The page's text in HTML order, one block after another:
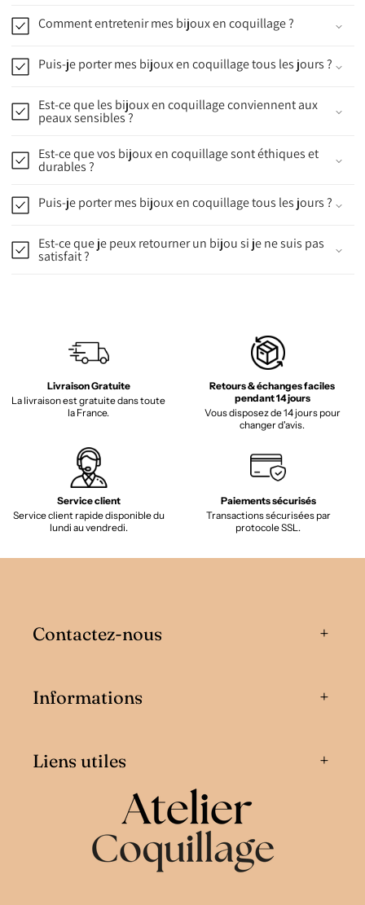
Comment entretenir mes bijoux en coquillage ?
Puis-je porter mes bijoux en coquillage tous les jours ?
Est-ce que les bijoux en coquillage conviennent aux
peaux sensibles ?
Est-ce que vos bijoux en coquillage sont éthiques et
durables ?
Puis-je porter mes bijoux en coquillage tous les jours ?
Est-ce que je peux retourner un bijou si je ne suis pas
satisfait ?
Livraison Gratuite
La livraison est gratuite dans toute
la France.
Retours & échanges faciles
pendant 14 jours
Vous disposez de 14 jours pour
changer d'avis.
Service client
Service client rapide disponible du
lundi au vendredi.
Paiements sécurisés
Transactions sécurisées par
protocole SSL.
Contactez-nous
Informations
Liens utiles